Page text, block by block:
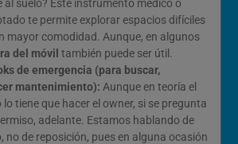
al suelo? Este instrumento médico o
te permite explorar espacios difíciles
mayor comodidad. Aunque, en algunos
del móvil también puede ser útil.
de emergencia (para buscar,
mantenimiento): Aunque en teoría el
tiene que hacer el owner, si se pregunta
adelante. Estamos hablando de
no de reposición, pues en alguna ocasión